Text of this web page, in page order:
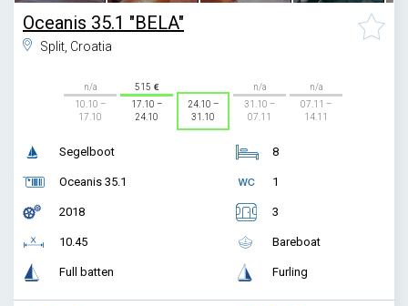
Oceanis 35.1 "BELA"
Split, Croatia
n/a
10.10 –
17.10
515
17.10 –
24.10
24.10 –
31.10
n/a
31.10 –
07.11
n/a
07.11 –
14.11
Segelboot
Oceanis 35.1
2018
10.45
Full batten
8
1
3
Bareboat
Furling